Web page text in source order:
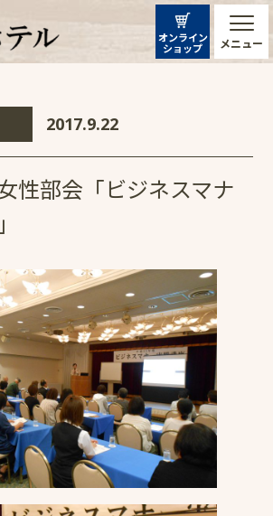
メニュー
オンライン
ショップ
2017.9.22
性部会「ビジネスマナ